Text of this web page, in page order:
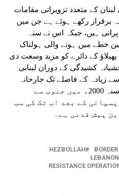
کے متعدد تزویراتی مقامات
برقرار رکھے ہوئے ہے جن میں
ہیں، جبکہ اس نے سنہ
2024ء کے مابین خطے میں ہونے والی ہولناک
کے دائرے کو مزید وسعت دی
کشیدگی کے دوران لبنانی
10 کلومیٹر سے زیادہ کے فاصلے تک جارحانہ
دراندازی کی گئی ہے جو کہ سنہ 2000ء میں جنوب سے
کے بعد اب تک کی سب
پیش قدمی ہے۔
HEZBOLLAH
RESISTANCE